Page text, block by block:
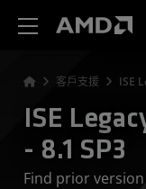
客戶支援 ISE
ISE
- 8.1 SP3
Find prior